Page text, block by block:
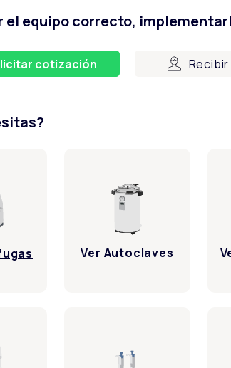
el equipo correcto,
cotización
Ver Autoclaves